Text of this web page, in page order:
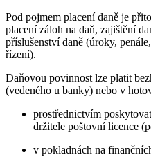
Pod pojmem placení daně je
placení záloh na daň, zajištění
příslušenství daně (úroky,
řízení).
Daňovou povinnost lze platit
(vedeného u banky) nebo v
prostřednictvím
držitele poštovní licence
v pokladnách na